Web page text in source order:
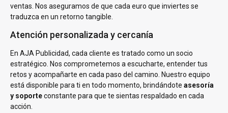
ventas. Nos aseguramos de que cada euro que inviertes se
traduzca en un retorno tangible.
Atención personalizada y cercanía
En AJA Publicidad, cada cliente es tratado como un socio
estratégico. Nos comprometemos a escucharte, entender tus
retos y acompañarte en cada paso del camino. Nuestro equipo
está disponible para ti en todo momento, brindándote asesoría
y soporteconstante para que te sientas respaldado en cada
acción.